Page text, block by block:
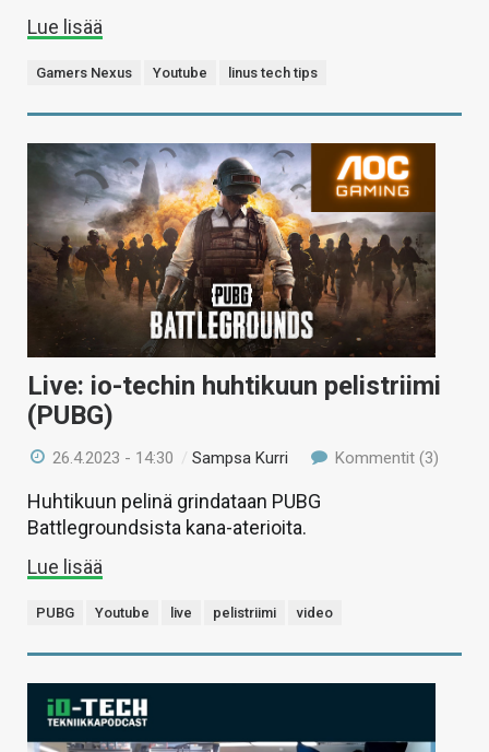
Lue lisää
Gamers Nexus Youtube linus tech tips
Live: io-techin huhtikuun pelistriimi
(PUBG)
26.4.2023 - 14:30 /Sampsa Kurri Kommentit (3)
Huhtikuun pelinä grindataan PUBG
Battlegroundsista kana-aterioita.
Lue lisää
PUBG Youtube live pelistriimi video